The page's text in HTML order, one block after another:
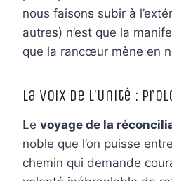
nous faisons subir à
autres) n’est que la
que la rancœur mène en
La Voix de l’Unité :
Le voyage de la
noble que l’on puisse
chemin qui demande